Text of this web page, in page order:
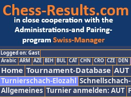
Logged on: Gast
Arabic ARM AZE BIH BUL CAT CHN CRO CZE DEN
Home Tournament-Database
Turnierschach-Elozahl
Allgemeines Turnier anmelden: AUT